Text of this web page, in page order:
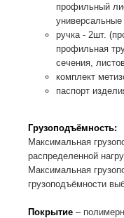
профильный
ручка - 2шт.
профильная
сечения,
комплект
паспорт
Грузоподъёмность:
Максимальная
распределенной
Максимальная
грузоподъёмности
Покрытие –